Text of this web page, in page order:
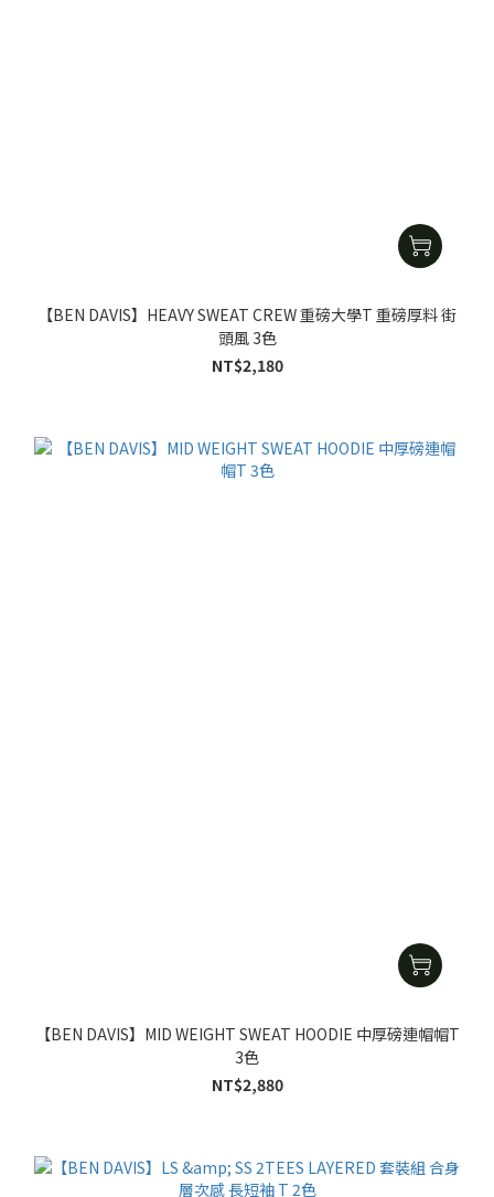
【BEN DAVIS】HEAVY SWEAT CREW 重磅大學T 重磅厚料 街
頭風 3色
NT$2,180
【BEN DAVIS】MID WEIGHT SWEAT HOODIE 中厚磅連帽帽T
3色
NT$2,880